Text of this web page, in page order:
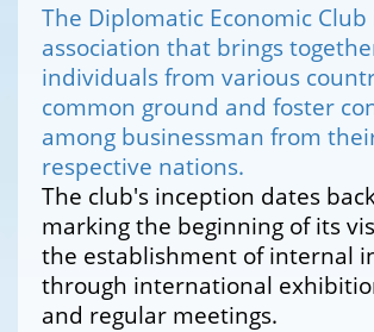
The Diplomatic Economic
association that brings
individuals from various
common ground and foster
among businessman from
respective nations.
The club's inception dates
marking the beginning of its
the establishment of internal
through international
and regular meetings.